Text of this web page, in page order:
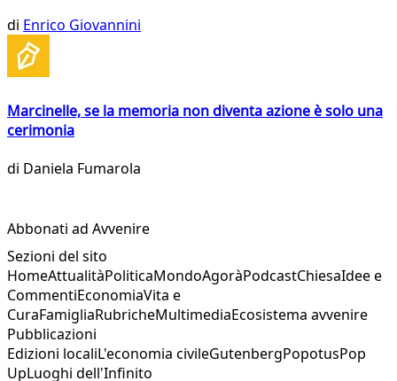
di Enrico Giovannini
Marcinelle, se la memoria non diventa azione è solo una
cerimonia
di Daniela Fumarola
Abbonati ad Avvenire
Sezioni del sito
HomeAttualitàPoliticaMondoAgoràPodcastChiesaIdee e
CommentiEconomiaVita e
CuraFamigliaRubricheMultimediaEcosistema avvenire
Pubblicazioni
Edizioni localiL'economia civileGutenbergPopotusPop
UpLuoghi dell'Infinito